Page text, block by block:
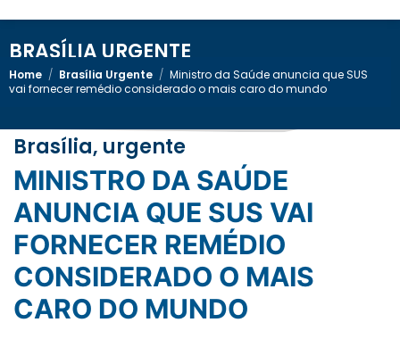
BRASÍLIA URGENTE
Home / Brasília Urgente / Ministro da Saúde anuncia que SUS
vai fornecer remédio considerado o mais caro do mundo
Brasília, urgente
MINISTRO DA SAÚDE
ANUNCIA QUE SUS VAI
FORNECER REMÉDIO
CONSIDERADO O MAIS
CARO DO MUNDO